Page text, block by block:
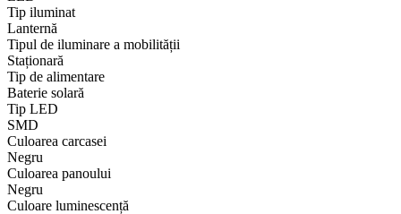
Tip iluminat
Lanternă
Tipul de iluminare a mobilității
Staționară
Tip de alimentare
Baterie solară
Tip LED
SMD
Culoarea carcasei
Negru
Culoarea panoului
Negru
Culoare luminescență